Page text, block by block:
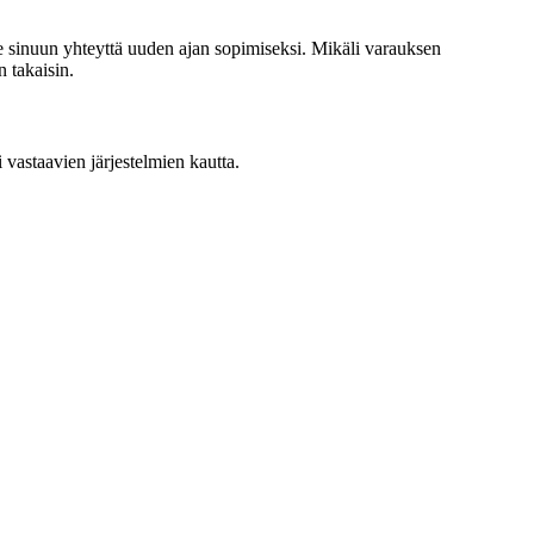
yhteyttä uuden ajan sopimiseksi. Mikäli varauksen
takaisin.
järjestelmien kautta.